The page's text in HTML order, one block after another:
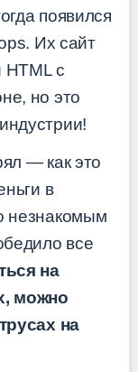
появился
Их сайт
с
но это
— как это
в
незнакомым
все
на
можно
на